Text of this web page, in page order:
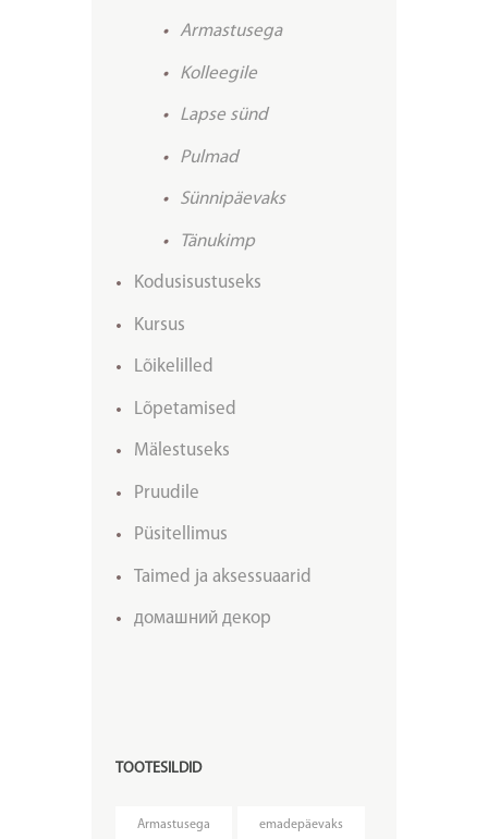
Armastusega
Kolleegile
Lapse sünd
Pulmad
Sünnipäevaks
Tänukimp
Kodusisustuseks
Kursus
Lõikelilled
Lõpetamised
Mälestuseks
Pruudile
Püsitellimus
Taimed ja aksessuaarid
домашний декор
TOOTESILDID
Armastusega emadepäevaks